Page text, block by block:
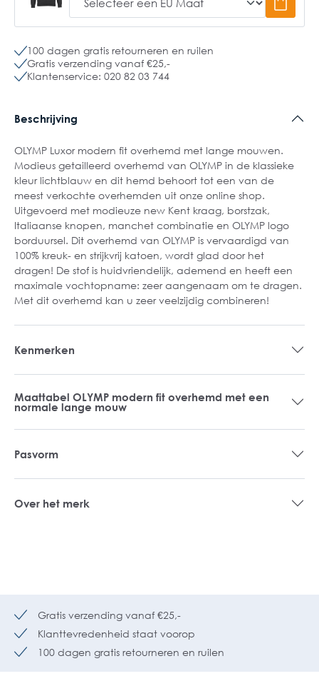
100 dagen gratis retourneren en ruilen
Gratis verzending vanaf €25,-
Klantenservice: 020 82 03 744
Beschrijving
OLYMP Luxor modern fit overhemd met lange mouwen.
Modieus getailleerd overhemd van OLYMP in de klassieke
kleur lichtblauw en dit hemd behoort tot een van de
meest verkochte overhemden uit onze online shop.
Uitgevoerd met modieuze new Kent kraag, borstzak,
Italiaanse knopen, manchet combinatie en OLYMP logo
borduursel. Dit overhemd van OLYMP is vervaardigd van
100% kreuk- en strijkvrij katoen, wordt glad door het
dragen! De stof is huidvriendelijk, ademend en heeft een
maximale vochtopname: zeer aangenaam om te dragen.
Met dit overhemd kan u zeer veelzijdig combineren!
Kenmerken
Maattabel OLYMP modern fit overhemd met een
normale lange mouw
Pasvorm
Over het merk
Gratis verzending vanaf €25,-
Klanttevredenheid staat voorop
100 dagen gratis retourneren en ruilen